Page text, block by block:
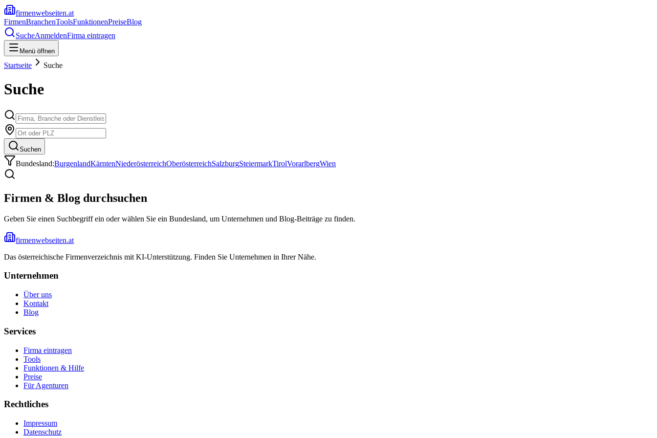
firmenwebseiten.at
FirmenBranchenToolsFunktionenPreiseBlog
SucheAnmeldenFirma eintragen
Menü öffnen
Startseite Suche
Suche
Suchen
Bundesland:BurgenlandKärntenNiederösterreichOberösterreichSalzburgSteiermarkTirolVorarlbergWien
Firmen & Blog durchsuchen
Geben Sie einen Suchbegriff ein oder wählen Sie ein Bundesland, um Unternehmen und Blog-Beiträge zu finden.
firmenwebseiten.at
Das österreichische Firmenverzeichnis mit KI-Unterstützung. Finden Sie Unternehmen in Ihrer Nähe.
Unternehmen
Über uns
Kontakt
Blog
Services
Firma eintragen
Tools
Funktionen & Hilfe
Preise
Für Agenturen
Rechtliches
Impressum
Datenschutz